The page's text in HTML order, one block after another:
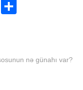
Share
nə günahı var?